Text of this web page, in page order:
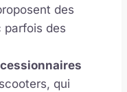
des
parfois des
qui